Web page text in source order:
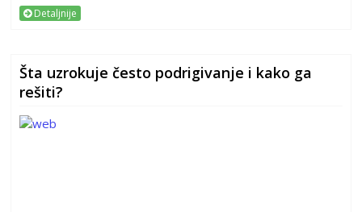
Detaljnije
Šta uzrokuje često podrigivanje i kako ga
rešiti?